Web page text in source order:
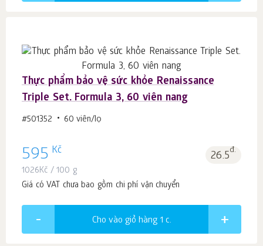
Thực phẩm bảo vệ sức khỏe Renaissance
Triple Set. Formula 3, 60 viên nang
#501352 60 viên/lọ
595 Kč 26.5đ.
1026Kč / 100 g
Giá có VAT chưa bao gồm chi phí vận chuyển
Cho vào giỏ hàng 1 c.